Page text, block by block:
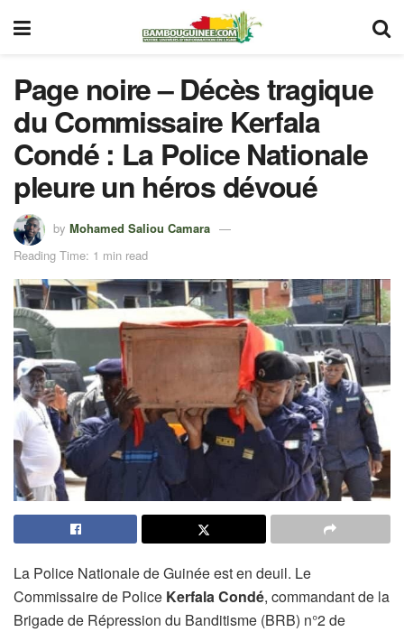
Page noire – Décès tragique
du Commissaire Kerfala
Condé : La Police Nationale
pleure un héros dévoué
by Mohamed Saliou Camara
Reading Time: 1 min read
La Police Nationale de Guinée est en deuil. Le
Commissaire de Police Kerfala Condé, commandant de la
Brigade de Répression du Banditisme (BRB) n°2 de